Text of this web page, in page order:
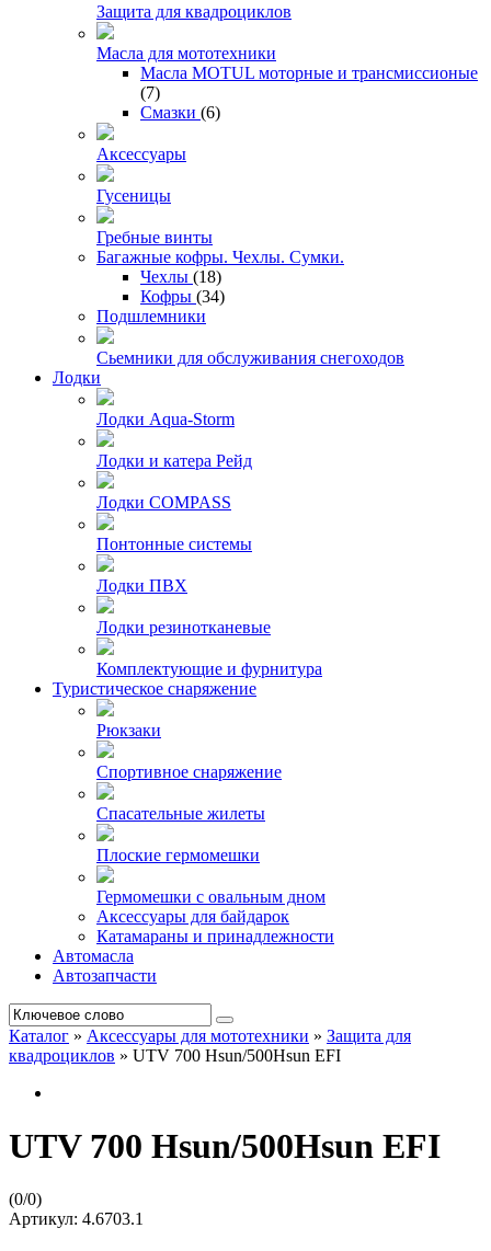
Защита для квадроциклов
Масла для мототехники
Масла MOTUL моторные и трансмиссионые
(7)
Смазки (6)
Аксессуары
Гусеницы
Гребные винты
Багажные кофры. Чехлы. Сумки.
Чехлы (18)
Кофры (34)
Подшлемники
Сьемники для обслуживания снегоходов
Лодки
Лодки Aqua-Storm
Лодки и катера Рейд
Лодки COMPASS
Понтонные системы
Лодки ПВХ
Лодки резинотканевые
Комплектующие и фурнитура
Туристическое снаряжение
Рюкзаки
Спортивное снаряжение
Спасательные жилеты
Плоские гермомешки
Гермомешки с овальным дном
Аксессуары для байдарок
Катамараны и принадлежности
Автомасла
Автозапчасти
Каталог » Аксессуары для мототехники » Защита для
квадроциклов » UTV 700 Hsun/500Hsun EFI
UTV 700 Hsun/500Hsun EFI
(0/0)
Артикул: 4.6703.1